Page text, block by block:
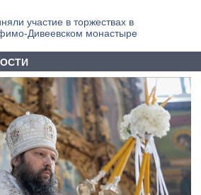
участие в торжествах в
монастыре